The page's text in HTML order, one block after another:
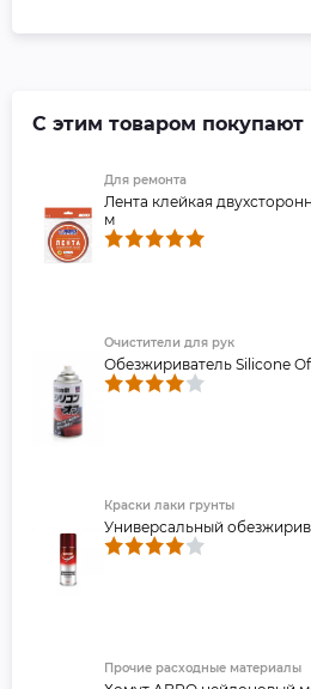
С этим товаром покупают
Для ремонта
Лента клейкая
м
Очистители для рук
Обезжириватель Silicone
Краски лаки грунты
Универсальный
Прочие расходные материалы